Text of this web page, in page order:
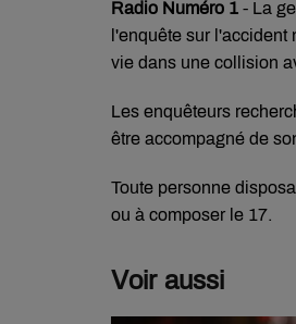
Radio Numéro 1 - La
l'enquête sur l'accident
vie dans une collision
Les enquêteurs
être accompagné de
Toute personne
ou à composer le 17.
Voir aussi